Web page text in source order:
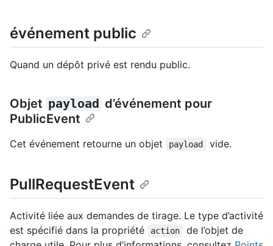
événement public
Quand un dépôt privé est rendu public.
Objet payload d’événement pour
PublicEvent
Cet événement retourne un objet payload vide.
PullRequestEvent
Activité liée aux demandes de tirage. Le type d’activité
est spécifié dans la propriété
action
de l’objet de